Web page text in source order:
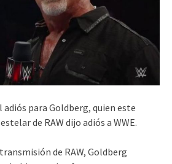
para Goldberg, quien este
de RAW dijo adiós a WWE.
de RAW, Goldberg